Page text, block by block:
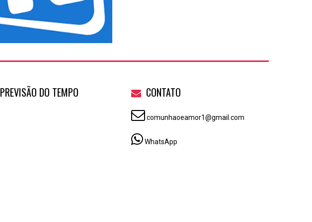
PREVISÃO DO TEMPO CONTATO
comunhaoeamor1@gmail.com
WhatsApp